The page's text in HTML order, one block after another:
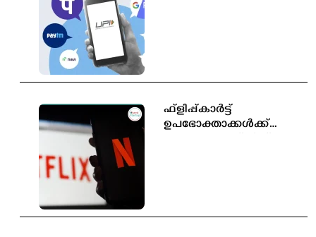
ഫ്ളിപ്പ്കാർട്ട്
ഉപഭോക്താക്കൾക്ക്